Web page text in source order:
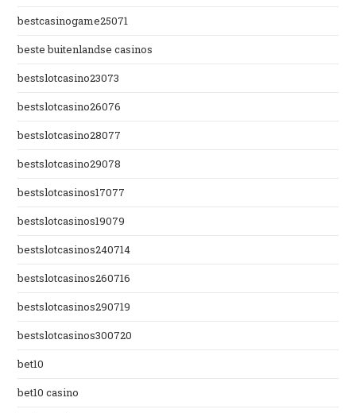
bestcasinogame25071
beste buitenlandse casinos
bestslotcasino23073
bestslotcasino26076
bestslotcasino28077
bestslotcasino29078
bestslotcasinos17077
bestslotcasinos19079
bestslotcasinos240714
bestslotcasinos260716
bestslotcasinos290719
bestslotcasinos300720
bet10
bet10 casino